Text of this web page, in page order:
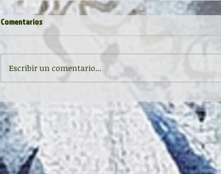
POESÍA imPAZiente
Recital
Corrada de
Comentarios
Escribir un comentario...